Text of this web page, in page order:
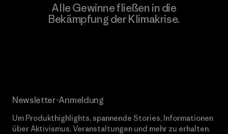
Alle Gewinne fließen in die
Bekämpfung der Klimakrise.
Newsletter-Anmeldung
Um Produkthighlights, spannende Stories, Informationen
über Aktivismus, Veranstaltungen und mehr zu erhalten.